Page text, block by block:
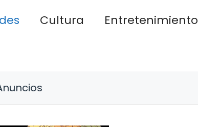
Cultura Entretenimiento